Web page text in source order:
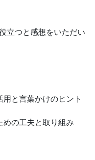
立つと感想をいただい
と言葉かけのヒント
の工夫と取り組み